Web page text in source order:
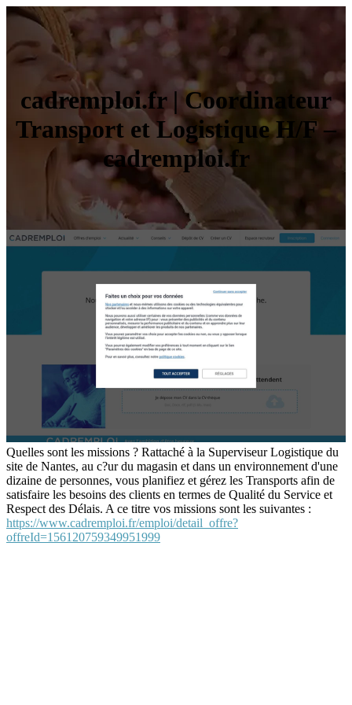
cadremploi.fr | Coordinateur
Transport et Logistique H/F –
cadremploi.fr
Quelles sont les missions ? Rattaché à la Superviseur Logistique du
site de Nantes, au c?ur du magasin et dans un environnement d'une
dizaine de personnes, vous planifiez et gérez les Transports afin de
satisfaire les besoins des clients en termes de Qualité du Service et
Respect des Délais. A ce titre vos missions sont les suivantes :
https://www.cadremploi.fr/emploi/detail_offre?
offreId=156120759349951999